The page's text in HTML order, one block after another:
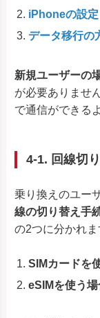
iPhoneの設定
データ移行の
新規ユーザーの
が必要ありません
で通信ができる
4-1. 回線切
乗り換えのユー
線の切り替え手
の2つに分かれま
SIMカードを
eSIMを使う場